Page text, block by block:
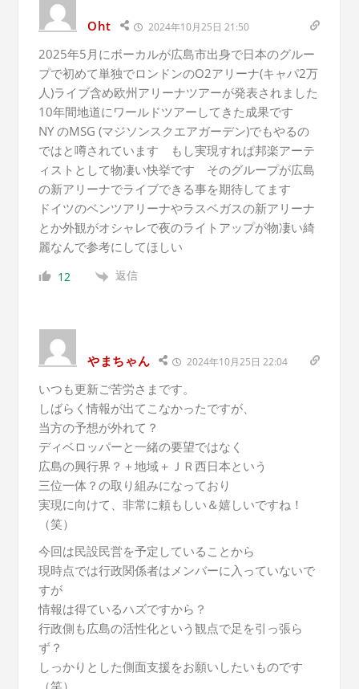
Oht 2024年10月25日 21:50
2025年5月にボーカルが広島市出身で日本のグルー
プで初めて単独でロンドンのO2アリーナ(キャパ2万
人)ライブ含め欧州アリーナツアーが発表されました
10年間地道にワールドツアーしてきた成果です
NY のMSG (マジソンスクエアガーデン)でもやるの
ではと噂されています もし実現すれぱ邦楽アーテ
ィストとして物凄い快挙です そのグループが広島
の新アリーナでライブできる事を期待してます
ドイツのベンツアリーナやラスベガスの新アリーナ
とか外観がオシャレで夜のライトアップが物凄い綺
麗なんで参考にしてほしい
12 返信
やまちゃん 2024年10月25日 22:04
いつも更新ご苦労さまです。
しばらく情報が出てこなかったですが、
当方の予想が外れて？
ディベロッパーと一緒の要望ではなく
広島の興行界？＋地域＋ＪＲ西日本という
三位一体？の取り組みになっており
実現に向けて、非常に頼もしい＆嬉しいですね！
（笑）
今回は民設民営を予定していることから
現時点では行政関係者はメンバーに入っていないで
すが
情報は得ているハズですから？
行政側も広島の活性化という観点で足を引っ張ら
ず？
しっかりとした側面支援をお願いしたいものです